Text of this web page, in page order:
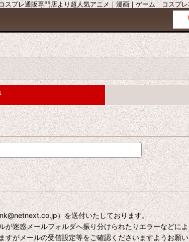
スプレ通販専門店より超人気アニメ｜漫画｜ゲーム コスプ
）を送付いたしております。
が迷惑メールフォルダへ振り分けられたりエラーなどに
すがメールの受信設定等をご確認くださいますようお願